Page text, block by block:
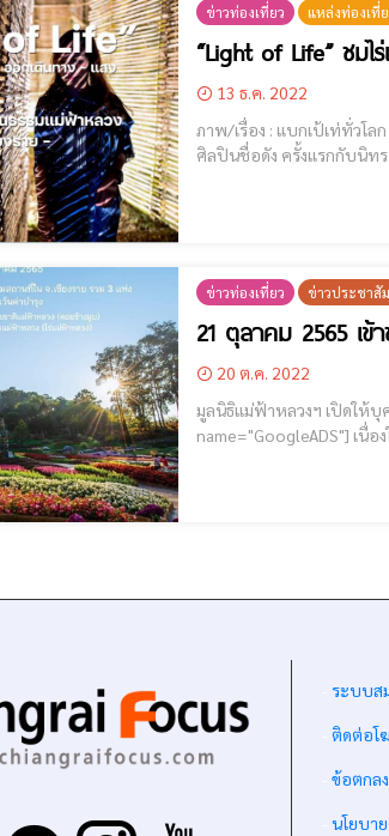
ข่าวท่องเที่ยว แหล่งท่องเที่
“Light of Life” ชม
13 ธ.ค. 2022
ภาพ/เรื่อง : แบกเป้เท่ทั่วโลก / TummengTravel “Light of Life” ชมไร่แม่ฟ้าหลวงมิ
ศิลปินชื่อดัง ครั้งแรกกับนิทรรศการแสงไฟ กลไก และภาพเงา ท่ามกลางอากาศเย็นสบายช่วงปลายปีในงาน “Light of Life” ณ อุทยานศิลปะ
ข่าวท่องเที่ยว ข่าวประชาสั
21 ตุลาคม 2565 เ
20 ต.ค. 2022
มูลนิธิแม่ฟ้าหลวงฯ เปิดให้บุคค
name="GoogleADS"] เนื่องในวันคล้ายวันพระราชสมภพ ครบรอบ 122 พรรษา สมเด็จพระศรีนครินทราบรมราชชนนี มูลนิธิแม่ฟ้าหลวง ใน
ระบบส
ติดต่อโ
ข้อตกล
นโยบา